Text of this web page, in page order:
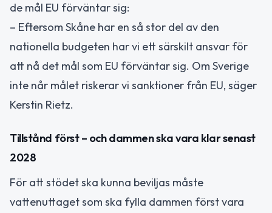
de mål EU förväntar sig:
– Eftersom Skåne har en så stor del av den
nationella budgeten har vi ett särskilt ansvar för
att nå det mål som EU förväntar sig. Om Sverige
inte når målet riskerar vi sanktioner från EU, säger
Kerstin Rietz.
Tillstånd först – och dammen ska vara klar senast
2028
För att stödet ska kunna beviljas måste
vattenuttaget som ska fylla dammen först vara